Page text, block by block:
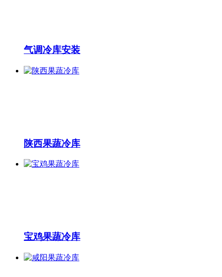
气调冷库安装
陕西果蔬冷库
宝鸡果蔬冷库